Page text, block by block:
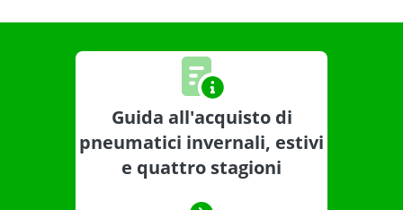
Guida all'acquisto di
pneumatici invernali, estivi
e quattro stagioni